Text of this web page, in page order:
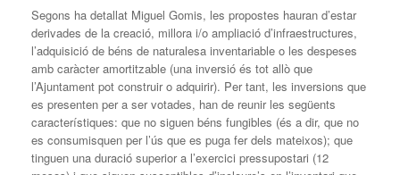
Segons ha detallat Miguel Gomis, les propostes hauran d’estar
derivades de la creació, millora i/o ampliació d’infraestructures,
l’adquisició de béns de naturalesa inventariable o les despeses
amb caràcter amortitzable (una inversió és tot allò que
l’Ajuntament pot construir o adquirir). Per tant, les inversions que
es presenten per a ser votades, han de reunir les següents
característiques: que no siguen béns fungibles (és a dir, que no
es consumisquen per l’ús que es puga fer dels mateixos); que
tinguen una duració superior a l’exercici pressupostari (12